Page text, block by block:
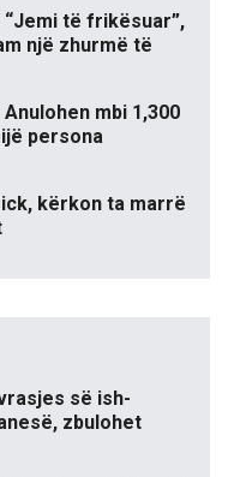
të frikësuar”,
një zhurmë të
mbi 1,300
persona
kërkon ta marrë
së ish-
zbulohet